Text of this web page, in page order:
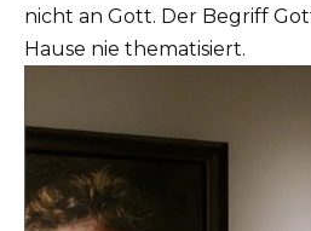
nicht an Gott. Der Begriff
Hause nie thematisiert.